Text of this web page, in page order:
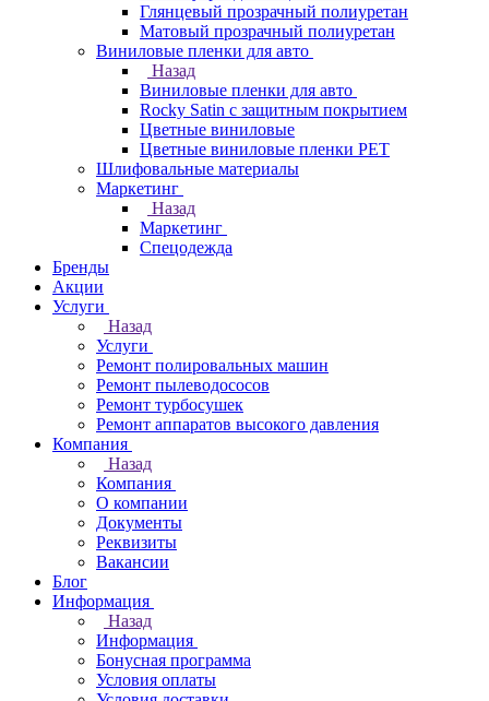
Глянцевый прозрачный полиуретан
Матовый прозрачный полиуретан
Виниловые пленки для авто
Назад
Виниловые пленки для авто
Rocky Satin с защитным покрытием
Цветные виниловые
Цветные виниловые пленки PET
Шлифовальные материалы
Маркетинг
Назад
Маркетинг
Спецодежда
Бренды
Акции
Услуги
Назад
Услуги
Ремонт полировальных машин
Ремонт пылеводососов
Ремонт турбосушек
Ремонт аппаратов высокого давления
Компания
Назад
Компания
О компании
Документы
Реквизиты
Вакансии
Блог
Информация
Назад
Информация
Бонусная программа
Условия оплаты